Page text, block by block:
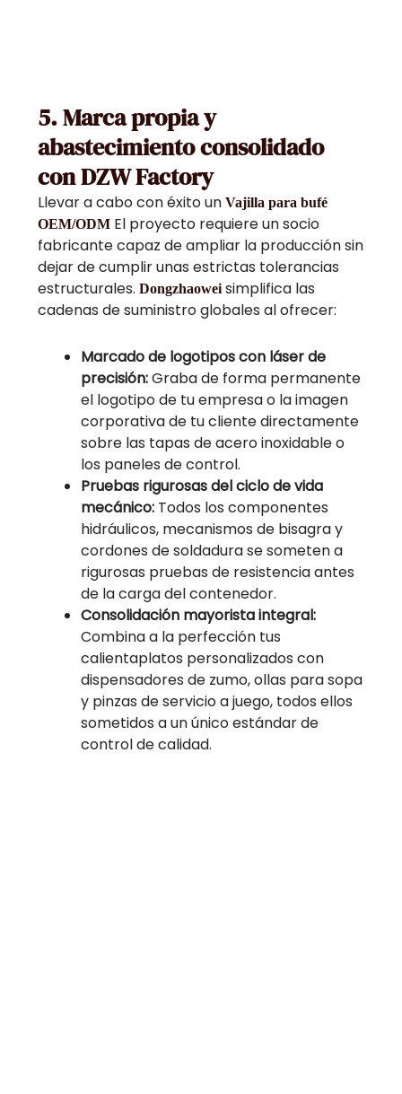
5. Marca propia y
abastecimiento consolidado
con DZW Factory
Llevar a cabo con éxito unVajilla para bufé
OEM/ODM El proyecto requiere un socio
fabricante capaz de ampliar la producción sin
dejar de cumplir unas estrictas tolerancias
estructurales.Dongzhaoweisimplifica las
cadenas de suministro globales al ofrecer:
Marcado de logotipos con láser de
precisión:Graba de forma permanente
el logotipo de tu empresa o la imagen
corporativa de tu cliente directamente
sobre las tapas de acero inoxidable o
los paneles de control.
Pruebas rigurosas del ciclo de vida
mecánico: Todos los componentes
hidráulicos, mecanismos de bisagra y
cordones de soldadura se someten a
rigurosas pruebas de resistencia antes
de la carga del contenedor.
Consolidación mayorista integral:
Combina a la perfección tus
calientaplatos personalizados con
dispensadores de zumo, ollas para sopa
y pinzas de servicio a juego, todos ellos
sometidos a un único estándar de
control de calidad.